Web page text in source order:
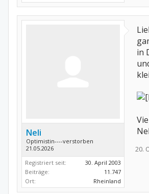
Neli
Optimistin----verstorben
21.05.2026
Registriert seit:
30. April 2003
Beiträge:
11.747
Ort:
Rheinland
in
20.